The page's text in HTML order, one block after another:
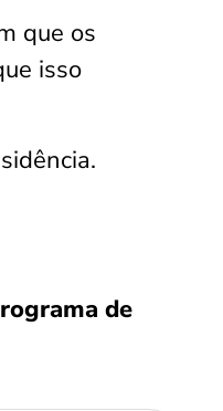
que os
isso
de